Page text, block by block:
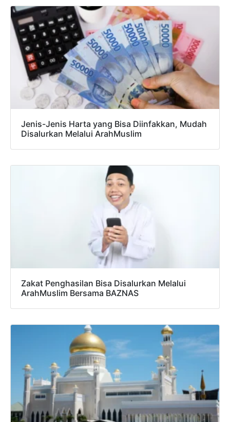
Jenis-Jenis Harta yang Bisa Diinfakkan, Mudah
Disalurkan Melalui ArahMuslim
Zakat Penghasilan Bisa Disalurkan Melalui
ArahMuslim Bersama BAZNAS